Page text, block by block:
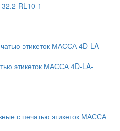
RL10-1
этикеток МАССА 4D-LA-